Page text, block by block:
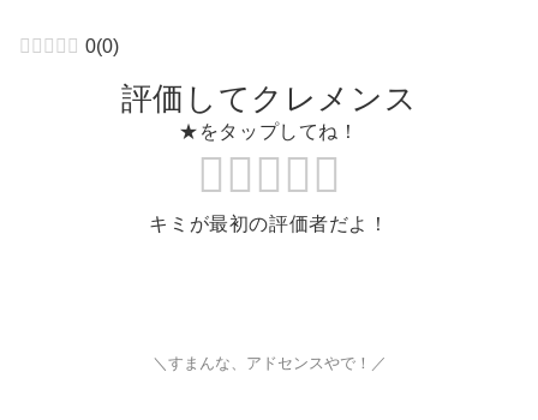
0(0)
評価してクレメンス
★をタップしてね！
キミが最初の評価者だよ！
＼すまんな、アドセンスやで！／